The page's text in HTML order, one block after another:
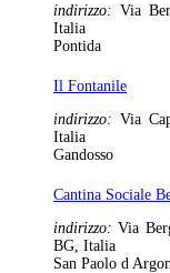
indirizzo: Via
Italia
Pontida
Il Fontanile
indirizzo: Via
Italia
Gandosso
Cantina Sociale
indirizzo:Via
BG, Italia
San Paolo d Argon